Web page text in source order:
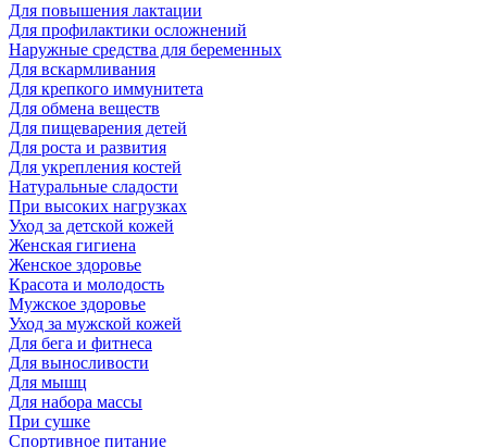
Для повышения лактации
Для профилактики осложнений
Наружные средства для беременных
Для вскармливания
Для крепкого иммунитета
Для обмена веществ
Для пищеварения детей
Для роста и развития
Для укрепления костей
Натуральные сладости
При высоких нагрузках
Уход за детской кожей
Женская гигиена
Женское здоровье
Красота и молодость
Мужское здоровье
Уход за мужской кожей
Для бега и фитнеса
Для выносливости
Для мышц
Для набора массы
При сушке
Спортивное питание